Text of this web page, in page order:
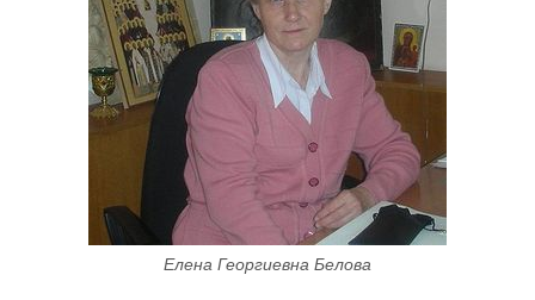
Елена Георгиевна Белова